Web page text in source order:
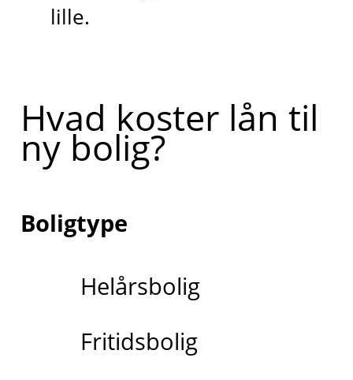
lille.
Hvad koster lån til
ny bolig?
Boligtype
Helårsbolig
Fritidsbolig